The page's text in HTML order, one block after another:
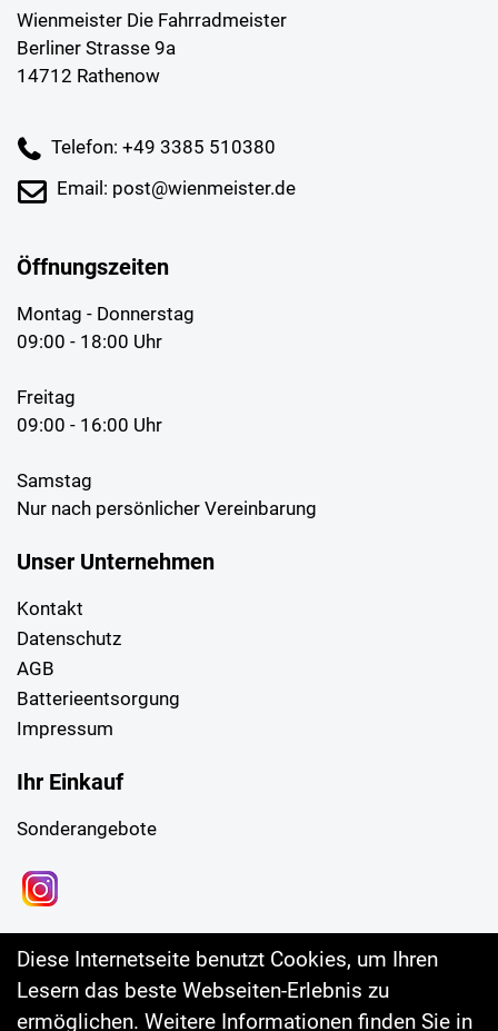
Wienmeister Die Fahrradmeister
Berliner Strasse 9a
14712 Rathenow
Telefon: +49 3385 510380
Email: post@wienmeister.de
Öffnungszeiten
Montag - Donnerstag
09:00 - 18:00 Uhr
Freitag
09:00 - 16:00 Uhr
Samstag
Nur nach persönlicher Vereinbarung
Unser Unternehmen
Kontakt
Datenschutz
AGB
Batterieentsorgung
Impressum
Ihr Einkauf
Sonderangebote
Diese Internetseite benutzt Cookies, um Ihren
Lesern das beste Webseiten-Erlebnis zu
ermöglichen. Weitere Informationen finden Sie in